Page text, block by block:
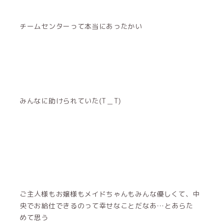
チームセンターって本当にあったかい
みんなに助けられていた(T＿T)
ご主人様もお嬢様もメイドちゃんもみんな優しくて、中
央でお給仕できるのって幸せなことだなあ…とあらた
めて思う